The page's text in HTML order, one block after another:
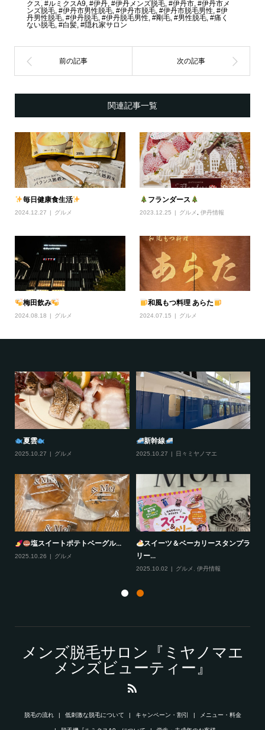
クス, #ルミクスA9, #伊丹, #伊丹メンズ脱毛, #伊丹市, #伊丹市メ
ンズ脱毛, #伊丹市男性脱毛, #伊丹市脱毛, #伊丹市脱毛男性, #伊
丹男性脱毛, #伊丹脱毛, #伊丹脱毛男性, #剛毛, #男性脱毛, #痛く
ない脱毛, #白髪, #隠れ家サロン
関連記事一覧
毎日健康食生活
2024.12.27 グルメ
フランダース
2023.12.25 グルメ ,伊丹情報
梅田飲み
2024.08.18 グルメ
和風もつ料理 あらた
2024.07.15 グルメ
夏雲
2025.10.27 グルメ
新幹線
2025.10.27 日々ミヤノマエ
塩スイートポテトベーグル...
2025.10.26 グルメ
スイーツ＆ベーカリースタンプラ
リー...
2025.10.02 グルメ , 伊丹情報
メンズ脱毛サロン『ミヤノマエ
メンズビューティー』
脱毛の流れ 低刺激な脱毛について キャンペーン・割引 メニュー・料金